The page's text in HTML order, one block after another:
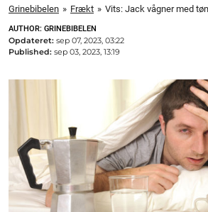
Grinebibelen » Frækt »
AUTHOR: GRINEBIBELEN
Opdateret: sep 07, 2023, 03:22
Published: sep 03, 2023, 13:19